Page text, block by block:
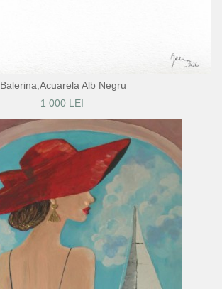
Balerina,Acuarela Alb Negru
1 000 LEI